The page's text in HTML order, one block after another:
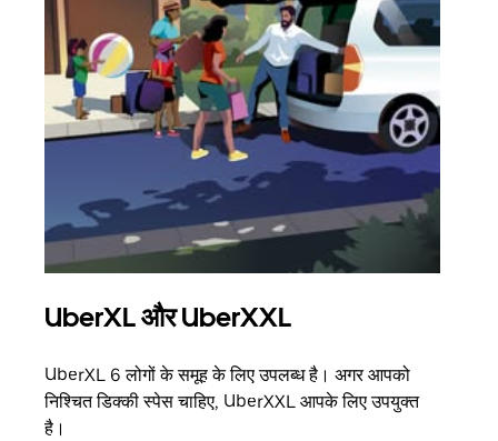
UberXL और UberXXL
UberXL 6 लोगों के समूह के लिए उपलब्ध है। अगर आपको
निश्चित डिक्की स्पेस चाहिए, UberXXL आपके लिए उपयुक्त
है।